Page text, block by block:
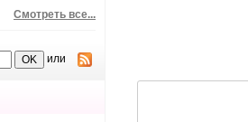
Смотреть все...
или